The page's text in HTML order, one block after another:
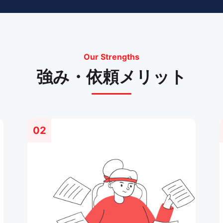
Our Strengths
強み・依頼メリット
02